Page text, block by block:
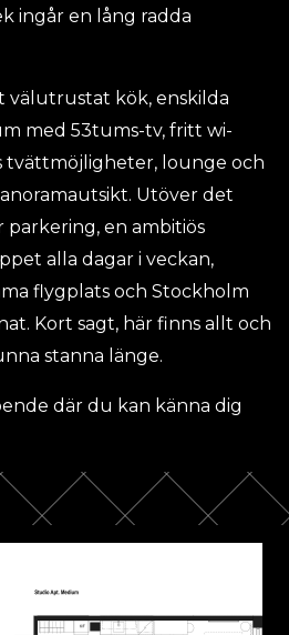
ingår en lång radda
välutrustat kök, enskilda
med 53tums-tv, fritt wi-
tvättmöjligheter, lounge och
Utöver det
en ambitiös
alla dagar i veckan,
flygplats och Stockholm
Kort sagt, här finns allt och
stanna länge.
där du kan känna dig